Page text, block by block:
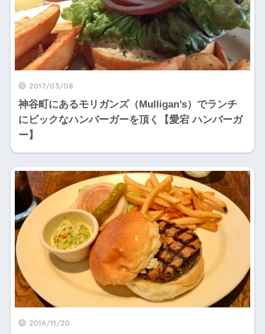
2017/03/08
神谷町にあるモリガンズ（Mulligan’s）でランチ
にビックなハンバーガーを頂く【愛宕 ハンバーガ
ー】
2016/11/20